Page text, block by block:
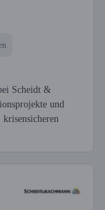
Scheidt &
und